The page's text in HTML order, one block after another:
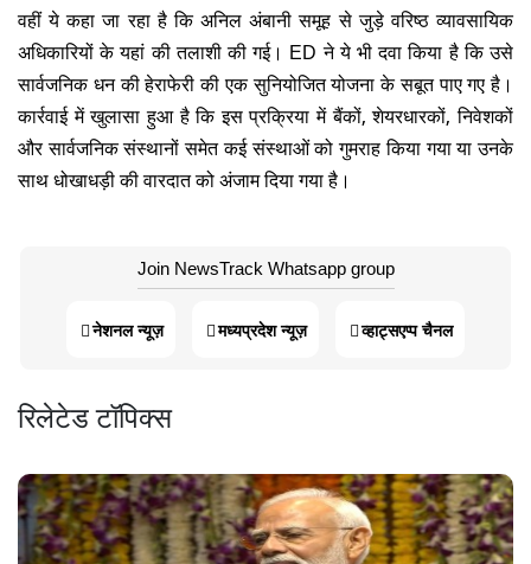
वहीं ये कहा जा रहा है कि अनिल अंबानी समूह से जुड़े वरिष्ठ व्यावसायिक
अधिकारियों के यहां की तलाशी की गई। ED ने ये भी दवा किया है कि उसे
सार्वजनिक धन की हेराफेरी की एक सुनियोजित योजना के सबूत पाए गए है।
कार्रवाई में खुलासा हुआ है कि इस प्रक्रिया में बैंकों, शेयरधारकों, निवेशकों
और सार्वजनिक संस्थानों समेत कई संस्थाओं को गुमराह किया गया या उनके
साथ धोखाधड़ी की वारदात को अंजाम दिया गया है।
Join NewsTrack Whatsapp group
नेशनल न्यूज़ मध्यप्रदेश न्यूज़ व्हाट्सएप्प चैनल
रिलेटेड टॉपिक्स